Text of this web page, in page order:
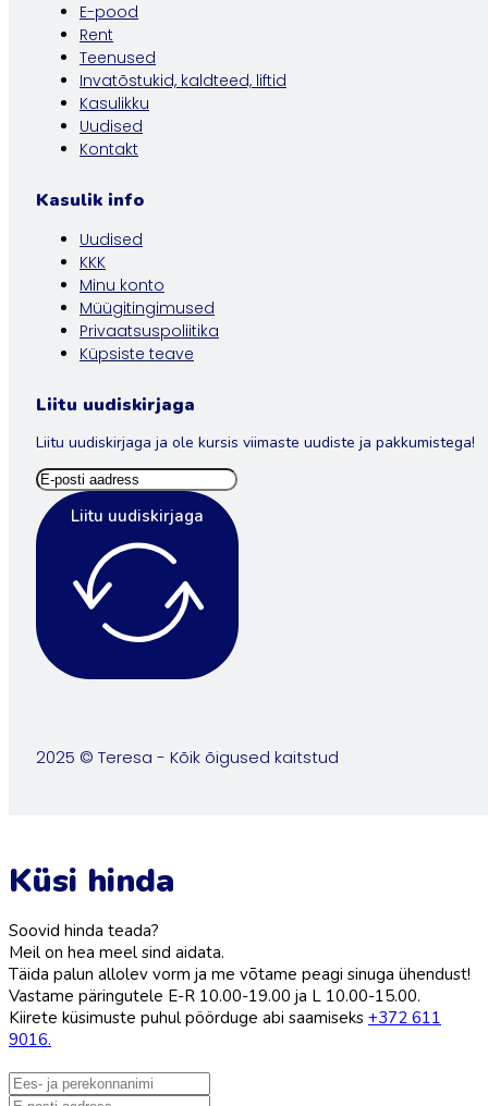
E-pood
Rent
Teenused
Invatõstukid, kaldteed, liftid
Kasulikku
Uudised
Kontakt
Kasulik info
Uudised
KKK
Minu konto
Müügitingimused
Privaatsuspoliitika
Küpsiste teave
Liitu uudiskirjaga
Liitu uudiskirjaga ja ole kursis viimaste uudiste ja pakkumistega!
Liitu uudiskirjaga
2025 © Teresa - Kõik õigused kaitstud
Küsi hinda
Soovid hinda teada?
Meil on hea meel sind aidata.
Täida palun allolev vorm ja me võtame peagi sinuga ühendust!
Vastame päringutele E-R 10.00-19.00 ja L 10.00-15.00.
Kiirete küsimuste puhul pöörduge abi saamiseks +372 611
9016.